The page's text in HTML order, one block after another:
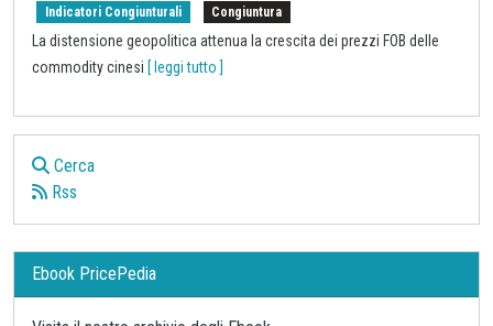
Indicatori Congiunturali Congiuntura
La distensione geopolitica attenua la crescita dei prezzi FOB delle
commodity cinesi [ leggi tutto ]
Cerca
Rss
Ebook PricePedia